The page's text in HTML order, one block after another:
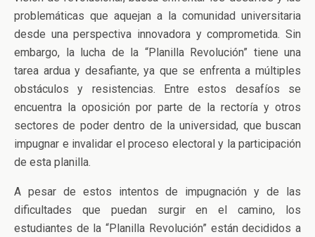
problemáticas que aquejan a la comunidad universitaria
desde una perspectiva innovadora y comprometida. Sin
embargo, la lucha de la “Planilla Revolución” tiene una
tarea ardua y desafiante, ya que se enfrenta a múltiples
obstáculos y resistencias. Entre estos desafíos se
encuentra la oposición por parte de la rectoría y otros
sectores de poder dentro de la universidad, que buscan
impugnar e invalidar el proceso electoral y la participación
de esta planilla.
A pesar de estos intentos de impugnación y de las
dificultades que puedan surgir en el camino, los
estudiantes de la “Planilla Revolución” están decididos a